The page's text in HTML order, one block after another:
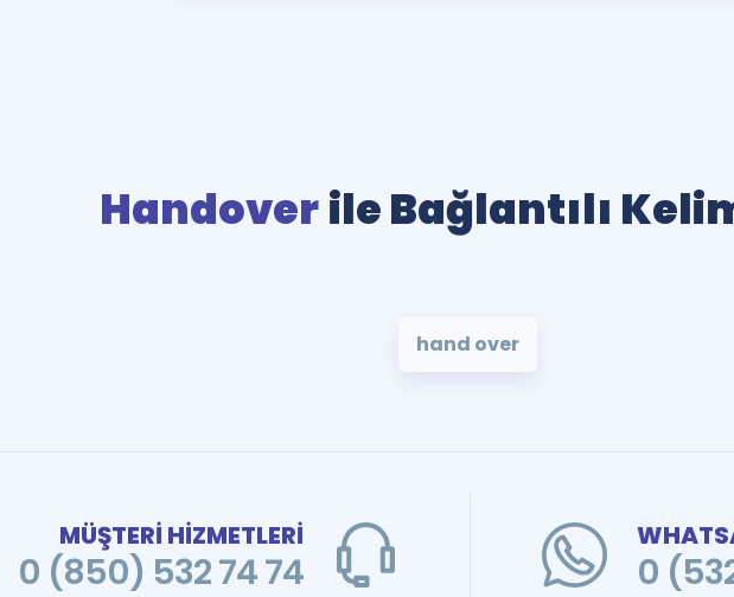
Handoverile Bağlantılı
hand over
MÜŞTERİ HİZMETLERİ
0 (850) 532 74 74 0